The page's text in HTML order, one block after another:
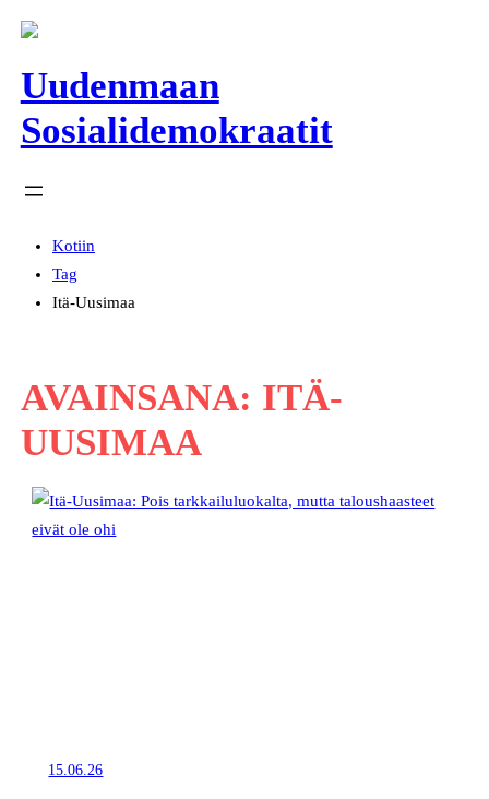
Siirry
Uudenmaan
Sosialidemokraatit
Kotiin
Tag
Itä-Uusimaa
AVAINSANA: ITÄ-
UUSIMAA
15.06.26